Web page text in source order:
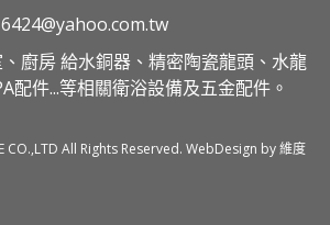
廚房 給水銅器、精密陶瓷龍頭、水龍
配件...等相關衛浴設備及五金配件。
All Rights Reserved. WebDesign by 維度